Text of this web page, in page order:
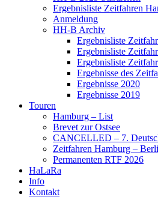
Ergebnisliste Zeitfahren
Anmeldung
HH-B Archiv
Ergebnisliste
Ergebnisliste
Ergebnisliste
Ergebnisse des
Ergebnisse 2020
Ergebnisse 2019
Touren
Hamburg – List
Brevet zur Ostsee
CANCELLED – 7.
Zeitfahren Hamburg –
Permanenten RTF 2026
HaLaRa
Info
Kontakt